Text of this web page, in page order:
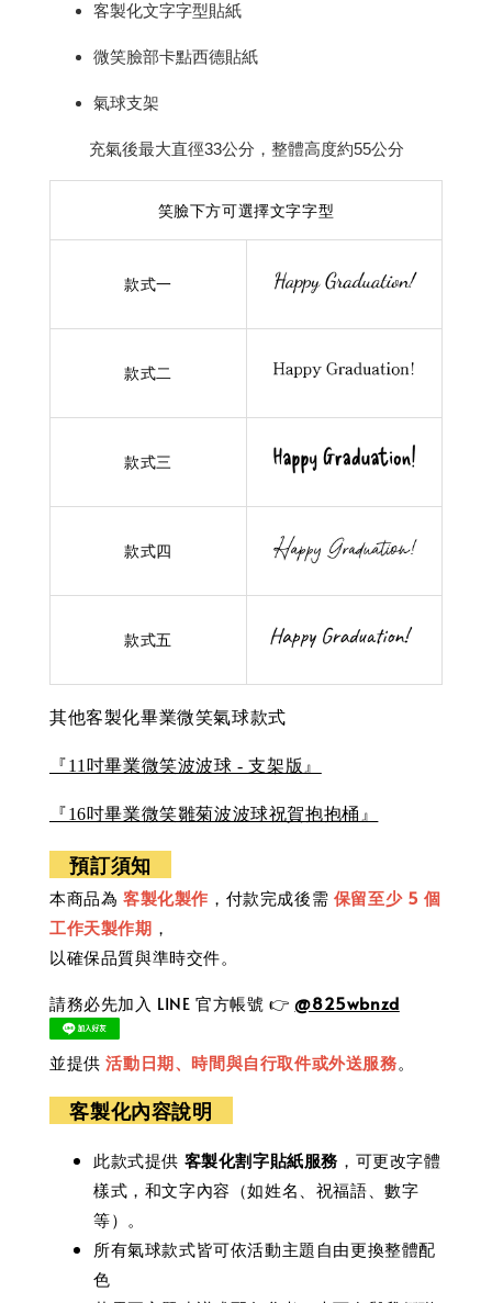
客製化文字字型貼紙
微笑臉部卡點西德貼紙
氣球支架
充氣後最大直徑33公分， 整體高度約55公分
笑臉下方可選擇文字字型
款式一
款式二
款式三
款式四
款式五
其他客製化畢業微笑氣球款式
『11吋畢業微笑波波球 - 支架版』
『16吋畢業微笑雛菊波波球祝賀抱抱桶』
預訂須知
本商品為 客製化製作 ，付款完成後需 保留至少 5 個
工作天製作期 ，
以確保品質與準時交件。
請務必先加入 LINE 官方帳號 👉@825wbnzd
並提供活動日期、時間與自行取件或外送服務。
客製化內容說明
此款式提供 客製化割字貼紙服務 ，可更改字體
樣式，和文字內容（如姓名、祝福語、數字
等）。
所有氣球款式皆可依活動主題自由更換整體配
色